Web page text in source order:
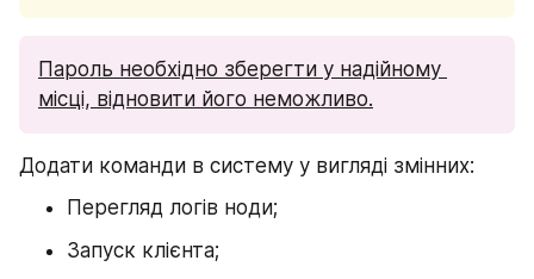
Пароль необхідно зберегти у надійному
місці, відновити його неможливо.
Додати команди в систему у вигляді змінних:
Перегляд логів ноди;
Запуск клієнта;